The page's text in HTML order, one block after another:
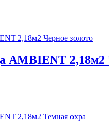
AMBIENT 2,18м2